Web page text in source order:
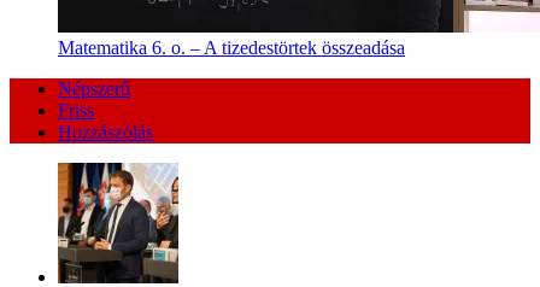
Matematika 6. o. – A tizedestörtek összeadása
Népszerű
Friss
Hozzászólás